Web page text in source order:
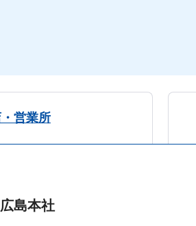
営業所
広島本社